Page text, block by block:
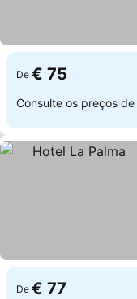
De € 75
Consulte os preços de
De € 77